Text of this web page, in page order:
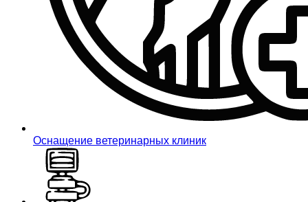
Оснащение ветеринарных клиник